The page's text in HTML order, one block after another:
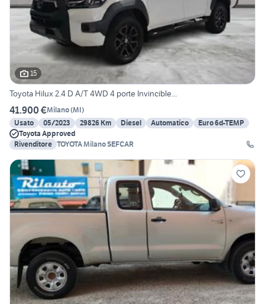
15
Toyota Hilux 2.4 D A/T 4WD 4 porte Invincible...
41.900 €Milano(MI)
Usato
05/2023 29826 Km Diesel Automatico
Euro 6d-TEMP
Toyota Approved
Rivenditore TOYOTA Milano SEFCAR